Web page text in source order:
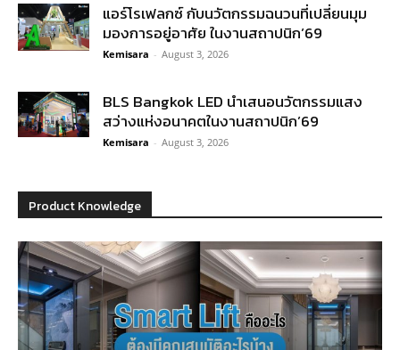
แอร์โรเฟลกซ์ กับนวัตกรรมฉนวนที่เปลี่ยนมุม
มองการอยู่อาศัย ในงานสถาปนิก’69
Kemisara - August 3, 2026
BLS Bangkok LED นำเสนอนวัตกรรมแสง
สว่างแห่งอนาคตในงานสถาปนิก’69
Kemisara - August 3, 2026
Product Knowledge